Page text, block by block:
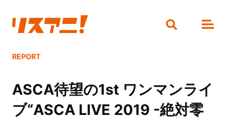
REPORT
ASCA待望の1st ワンマンライ
ブ“ASCA LIVE 2019 -絶対零